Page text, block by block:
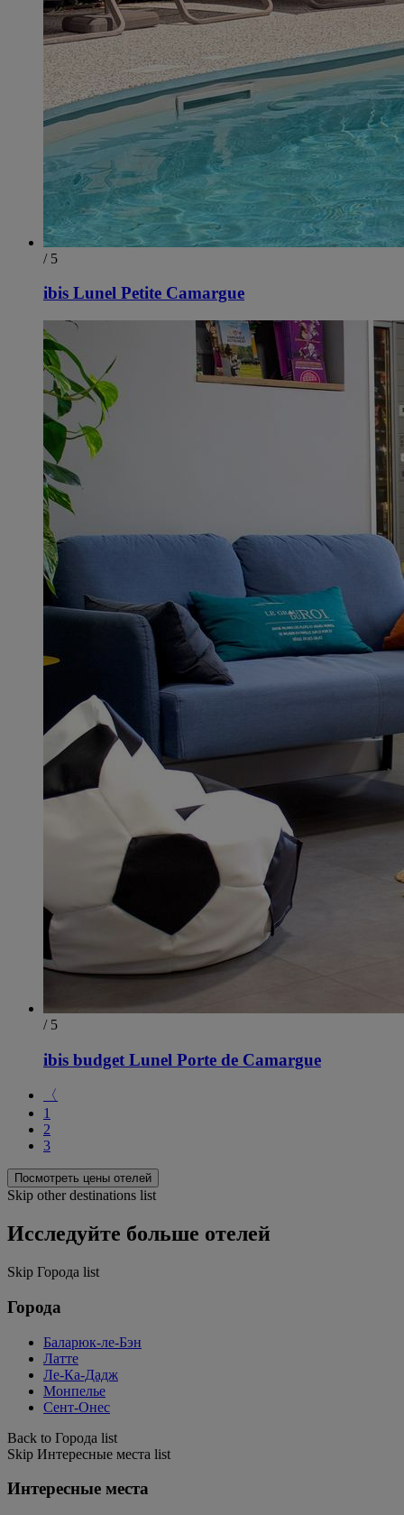
/ 5
ibis Lunel Petite Camargue
/ 5
ibis budget Lunel Porte de Camargue
〈
1
2
3
Посмотреть цены отелей
Skip other destinations list
Исследуйте больше отелей
Skip Города list
Города
Баларюк-ле-Бэн
Латте
Ле-Ка-Дадж
Монпелье
Сент-Онес
Back to Города list
Skip Интересные места list
Интересные места